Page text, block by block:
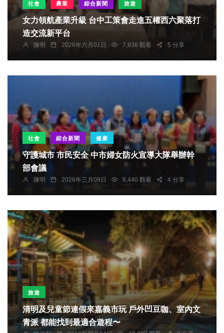
社會 農業 綜合新聞 旅遊
女力領航產業升級 台中工策會走進五權西六聚落打
造交流新平台
陳明 2026年六月01日 7,936 觀看 5 分享
社會 綜合新聞 健康
守護城市 市民安全 中市婦女防火宣導大隊舉辦幹
部會議
陳明 2026年三月09日 8,440 觀看 4 分享
旅遊
清明及兒童節連假來嘉義市玩 戶外凹豆咖、室內文
青派 都能找到最適合遊程〜